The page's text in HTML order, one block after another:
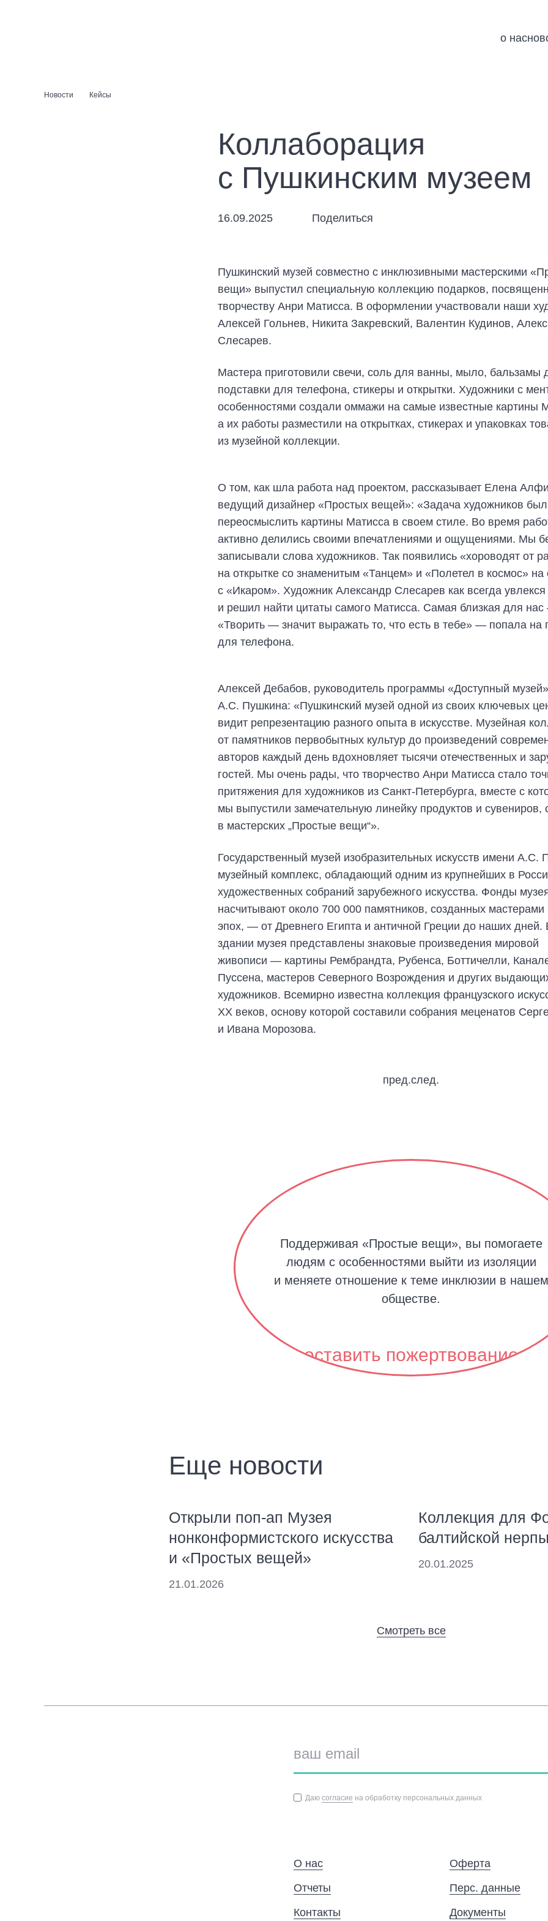
о нас
Новости Кейсы
Коллаборация
с Пушкинским музеем
16.09.2025 Поделиться
Пушкинский музей совместно с инклюзивными мастерскими
вещи» выпустил специальную коллекцию подарков,
творчеству Анри Матисса. В оформлении участвовали наши
Алексей Гольнев, Никита Закревский, Валентин Кудинов,
Слесарев.
Мастера приготовили свечи, соль для ванны, мыло, бальзамы
подставки для телефона, стикеры и открытки. Художники с
особенностями создали оммажи на самые известные картины
а их работы разместили на открытках, стикерах и упаковках
из музейной коллекции.
О том, как шла работа над проектом, рассказывает Елена
ведущий дизайнер «Простых вещей»: «Задача художников
переосмыслить картины Матисса в своем стиле. Во время
активно делились своими впечатлениями и ощущениями. Мы
записывали слова художников. Так появились «хороводят от
на открытке со знаменитым «Танцем» и «Полетел в космос» на
с «Икаром». Художник Александр Слесарев как всегда увлекся
и решил найти цитаты самого Матисса. Самая близкая для
«Творить — значит выражать то, что есть в тебе» — попала на
для телефона.
Алексей Дебабов, руководитель программы «Доступный
А.С. Пушкина: «Пушкинский музей одной из своих ключевых
видит репрезентацию разного опыта в искусстве. Музейная
от памятников первобытных культур до произведений
авторов каждый день вдохновляет тысячи отечественных и
гостей. Мы очень рады, что творчество Анри Матисса стало
притяжения для художников из Санкт-Петербурга, вместе с
мы выпустили замечательную линейку продуктов и сувениров,
в мастерских „Простые вещи“».
Государственный музей изобразительных искусств имени
музейный комплекс, обладающий одним из крупнейших в
художественных собраний зарубежного искусства. Фонды
насчитывают около 700 000 памятников, созданных мастерами
эпох, — от Древнего Египта и античной Греции до наших дней.
здании музея представлены знаковые произведения мировой
живописи — картины Рембрандта, Рубенса, Боттичелли,
Пуссена, мастеров Северного Возрождения и других
художников. Всемирно известна коллекция французского
XX веков, основу которой составили собрания меценатов
и Ивана Морозова.
пред.след.
Поддерживая «Простые вещи», вы помогаете
людям с особенностями выйти из изоляции
и меняете отношение к теме инклюзии в нашем
обществе.
оставить пожертвование
Еще новости
Открыли поп-ап Музея
нонконформистского искусства
и «Простых вещей»
21.01.2026
Коллекция для
балтийской
20.01.2025
Cмотреть все
Даю согласие на обработку персональных данных
О нас
Отчеты
Контакты
Оферта
Перс. данные
Документы